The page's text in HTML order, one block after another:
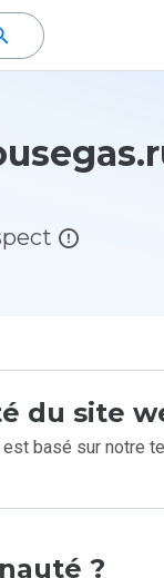
du site
basé sur notre
?